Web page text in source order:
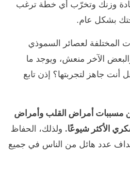
وزنك وتخرّب أي خطة ترغب
بشكل عام.
المختلفة لعصائر السموذي
الآخر منعش، ويوجد ما
أنت جاهز لتجربتها؟ إذن تابع
مسببات أمراض القلب وأمراض
الأكثر شيوعًا. ولذلك، الحفاظ
عدد هائل من الناس في جميع